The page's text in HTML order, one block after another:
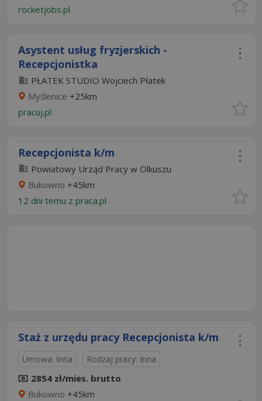
rocketjobs.pl
Asystent usług fryzjerskich -
Recepcjonistka
PŁATEK STUDIO Wojciech Płatek
Myślenice +25km
pracuj.pl
Recepcjonista k/m
Powiatowy Urząd Pracy w Olkuszu
Bukowno +45km
12 dni temu z praca.pl
Staż z urzędu pracy Recepcjonista k/m
Umowa: Inna Rodzaj pracy: Inna
2854 zł/mies. brutto
Bukowno +45km